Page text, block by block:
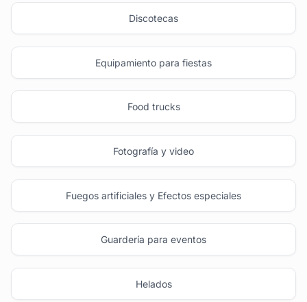
Discotecas
Equipamiento para fiestas
Food trucks
Fotografía y video
Fuegos artificiales y Efectos especiales
Guardería para eventos
Helados